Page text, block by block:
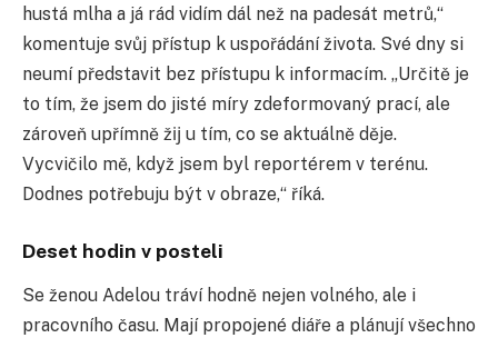
hustá mlha a já rád vidím dál než na padesát metrů,“
komentuje svůj přístup k uspořádání života. Své dny si
neumí představit bez přístupu k informacím. „Určitě je
to tím, že jsem do jisté míry zdeformovaný prací, ale
zároveň upřímně žĳ u tím, co se aktuálně děje.
Vycvičilo mě, když jsem byl reportérem v terénu.
Dodnes potřebuju být v obraze,“ říká.
Deset hodin v posteli
Se ženou Adelou tráví hodně nejen volného, ale i
pracovního času. Mají propojené diáře a plánují všechno